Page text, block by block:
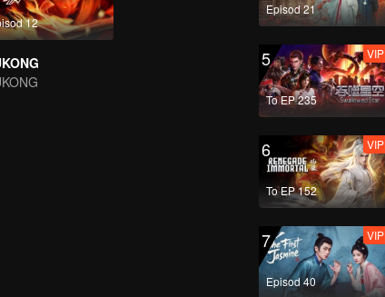
12
Episod 21
5
To EP 235
VIP
6
To EP 152
VIP
7
Episod 40
VIP